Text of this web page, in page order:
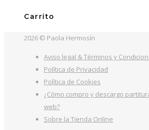
Carrito
2026 © Paola Hermosín
Aviso legal & Términos y
Política de Privacidad
Política de Cookies
¿Cómo compro y descargo
web?
Sobre la Tienda Online